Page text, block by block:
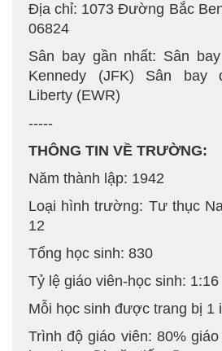
Địa chỉ: 1073 Đường Bắc
06824
Sân bay gần nhất: Sân
Kennedy (JFK) Sân bay
Liberty (EWR)
-----
THÔNG TIN VỀ TRƯỜNG:
Năm thành lập: 1942
Loại hình trường: Tư thục
12
Tổng học sinh: 830
Tỷ lệ giáo viên-học sinh: 1:16
Mỗi học sinh được trang bị 1
Trình độ giáo viên: 80%